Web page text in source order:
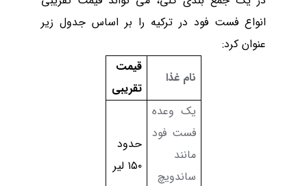
انواع فست فود در ترکیه را بر اساس جدول زیر
عنوان کرد:
نام غذا
قیمت
تقریبی
یک وعده
فست فود
مانند
ساندویچ
حدود
۱۵۰ لیر